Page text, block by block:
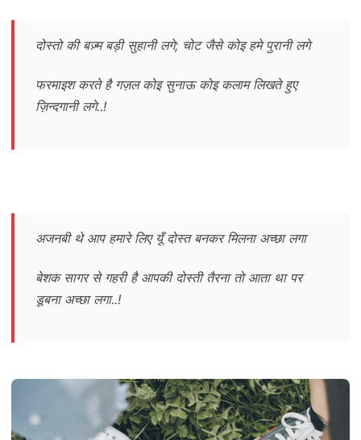
दोस्तो की बज़्म बड़ी सुहानी लगे; चोट जैसे कोइ हमे पुरानी लगे
फरमाइश करते है गज़ल कोइ सुनाऊ कोइ कलाम लिखते हुए
ज़िन्दगानी लगे..!
अजनबी थे आप हमारे लिए यूँ दोस्त बनकर मिलना अच्छा लगा
बेशक सागर से गहरी है आपकी दोस्ती तैरना तो आता था पर
डूबना अच्छा लगा..!